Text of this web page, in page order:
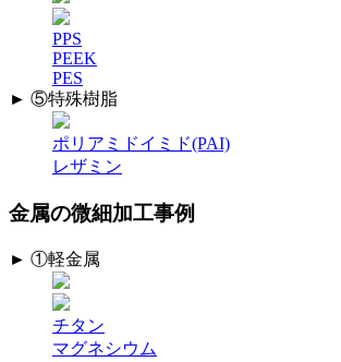
PPS
PEEK
PES
► ⑤特殊樹脂
ポリアミドイミド(PAI)
レザミン
金属の微細加工事例
► ①軽金属
チタン
マグネシウム